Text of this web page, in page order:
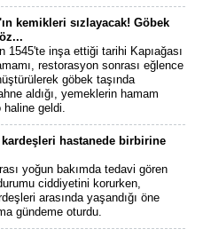
kemikleri sızlayacak! Göbek
1545'te inşa ettiği tarihi Kapıağası
restorasyon sonrası eğlence
göbek taşında
aldığı, yemeklerin hamam
haline geldi.
hastanede birbirine
yoğun bakımda tedavi gören
ciddiyetini korurken,
arasında yaşandığı öne
gündeme oturdu.